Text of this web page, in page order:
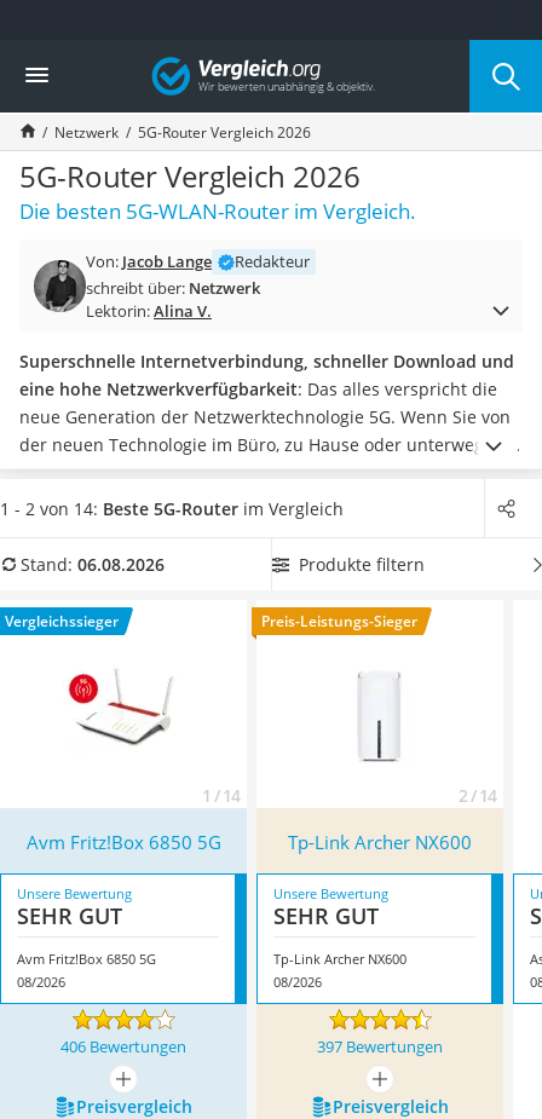
Die beliebtesten Vergleiche nach Kategorie
Elektronik
Powerstation
Monitor 32 Zoll 4K
Fernseher
Drucker
Desktop-PC
Diascanner
Laser-Multifunktionsdrucker
Powerstation mit Solarpanel
Gaming-PC
Soundbar
17-Zoll-Laptop
Satellitenschüssel
Gaming-Headset
Tablets unter 200 Euro
Lichtwecker
Acer Aspire
Vergleich
Netzwerk 5G-Router Vergleich 2026
5G-Router Vergleich 2026
Die besten 5G-WLAN-Router im Vergleich.
Von: Jacob Lange
Redakteur
schreibt über: Netzwerk
Lektorin:Alina V.
Superschnelle Internetverbindung, schneller Download und
eine hohe Netzwerkverfügbarkeit: Das alles verspricht die
neue Generation der Netzwerktechnologie 5G. Wenn Sie von
der neuen Technologie im Büro, zu Hause oder unterwegs am
LaptopGebrauch machen wollen, benötigen Sie einen 5G-
Router. Online-Testsunterscheiden zwischen mobilen und
Vergleichstabelle einen
5G-Router mit USB-Anschluss
Heimnetz freigeben und Mediendateien auf kompatiblen
Geräten abrufen möchten. Überzeugt hat uns hier im August
2026 besonders das Modell
Avm Fritz!Box 6850 5G
seinen Eigenschaften.
1 - 2 von 14: Beste 5G-Router im Vergleich
Stand: 06.08.2026 Produkte filtern
Vergleichssieger
1 / 14
Preis-Leistungs-Sieger
2 / 14
Avm Fritz!Box 6850 5G Tp-Link Archer NX600
Unsere Bewertung
SEHR GUT
Avm Fritz!Box 6850 5G
08/2026
Unsere Bewertung
SEHR GUT
Tp-Link Archer NX600
08/2026
406 Bewertungen 397 Bewertungen
mehr anzeigen
mehr anzeigen
Preis­vergleich
Preis­vergleich